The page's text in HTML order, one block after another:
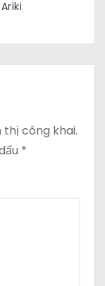
Ariki
thị công khai.
*